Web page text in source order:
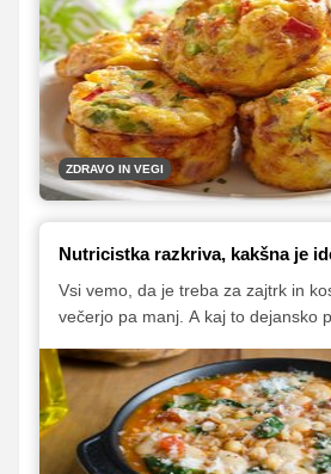
gluten, je dieta brez navadnega
je še veliko drugih kulinaričnih
lahko pričnete dan.
ZDRAVO IN VEGI
Nutricistka razkriva, kakšna je
Vsi vemo, da je treba za zajtrk in
večerjo pa manj. A kaj to dejansko
Za pojasnilo smo prosili
Karlo Klander, ki nam je dala tudi
jesenskih zdravih obrokov.